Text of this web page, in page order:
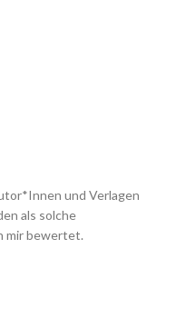
und Verlagen
als solche
mir bewertet.